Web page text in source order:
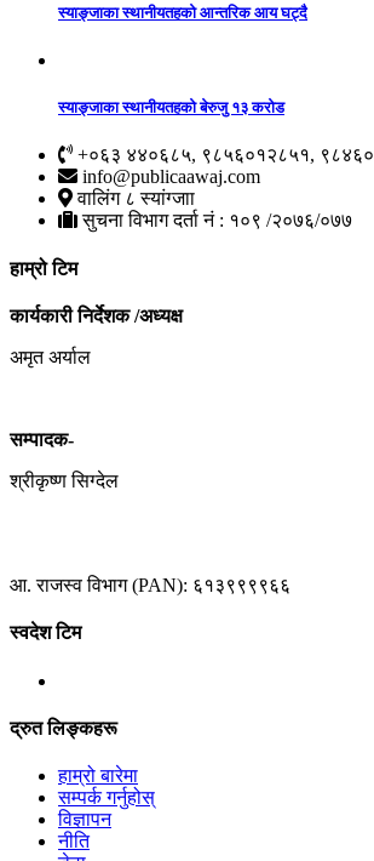
स्याङ्जाका स्थानीयतहको आन्तरिक आय घट्दै
स्याङ्जाका स्थानीयतहको बेरुजु १३ करोड
+०६३ ४४०६८५, ९८५६०१२८५१,
info@publicaawaj.com
वालिंग ८ स्यांग्जाा
सुचना विभाग दर्ता नं : १०९ /२०७६/०७७
हाम्रो टिम
कार्यकारी निर्देशक /अध्यक्ष
अमृत अर्याल
सम्पादक-
श्रीकृष्ण सिग्देल
आ. राजस्व विभाग (PAN): ६१३९९९९६६
स्वदेश टिम
द्रुत लिङ्कहरू
हाम्रो बारेमा
सम्पर्क गर्नुहोस्
विज्ञापन
नीति